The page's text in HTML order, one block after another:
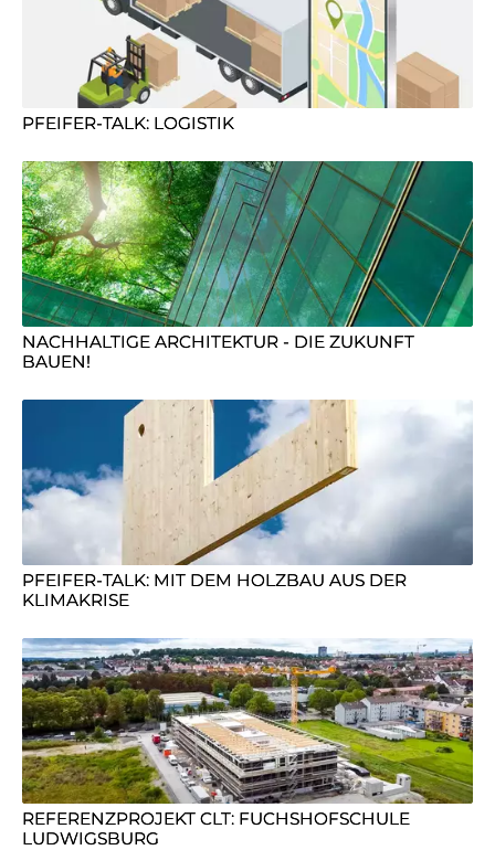
PFEIFER-TALK: LOGISTIK
NACHHALTIGE ARCHITEKTUR - DIE ZUKUNFT
BAUEN!
PFEIFER-TALK: MIT DEM HOLZBAU AUS DER
KLIMAKRISE
REFERENZPROJEKT CLT: FUCHSHOFSCHULE
LUDWIGSBURG